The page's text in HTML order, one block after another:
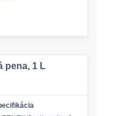
pena, 1 L